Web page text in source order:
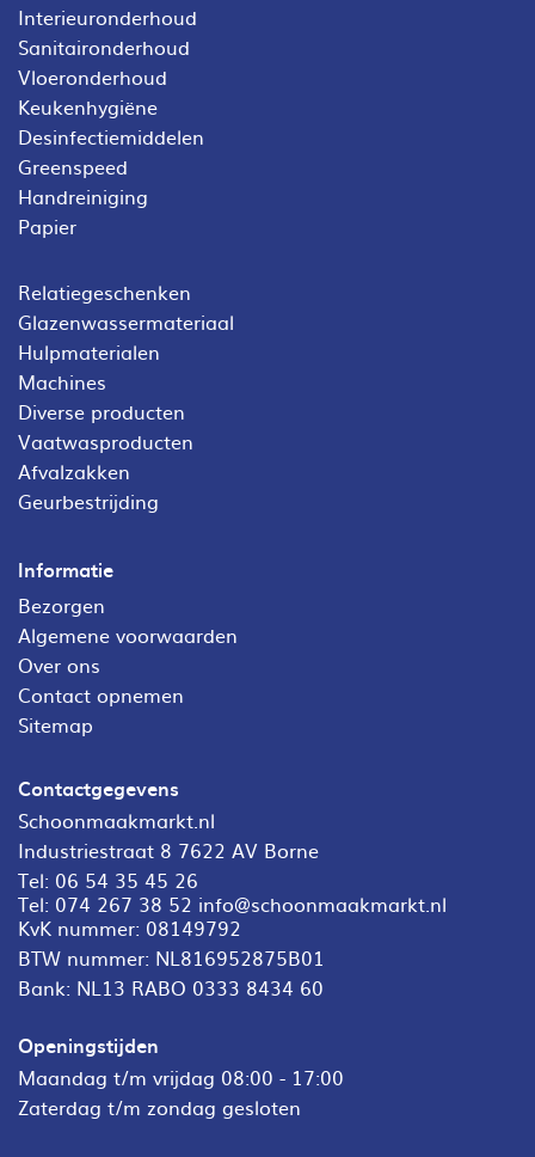
Interieuronderhoud
Sanitaironderhoud
Vloeronderhoud
Keukenhygiëne
Desinfectiemiddelen
Greenspeed
Handreiniging
Papier
Relatiegeschenken
Glazenwassermateriaal
Hulpmaterialen
Machines
Diverse producten
Vaatwasproducten
Afvalzakken
Geurbestrijding
Informatie
Bezorgen
Algemene voorwaarden
Over ons
Contact opnemen
Sitemap
Contactgegevens
Schoonmaakmarkt.nl
Industriestraat 8 7622 AV Borne
Tel: 06 54 35 45 26
Tel: 074 267 38 52 info@schoonmaakmarkt.nl
KvK nummer: 08149792
BTW nummer: NL816952875B01
Bank: NL13 RABO 0333 8434 60
Openingstijden
Maandag t/m vrijdag 08:00 - 17:00
Zaterdag t/m zondag gesloten